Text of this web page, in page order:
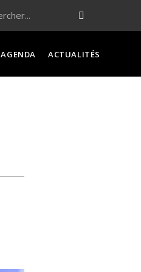
AGENDA ACTUALITÉS